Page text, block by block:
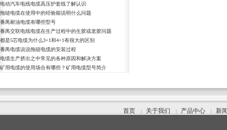
电动汽车电线电缆高压护套线了解认识
拖链电缆在使用中的经验能说明什么问题
番禺耐油电缆有哪些型号
番禺交联电线电缆在生产过程中的生胶或老胶问题
都是5芯电缆为什么3+1和4+1有很大的区别
番禺电缆说说拖链电缆的安装过程
电缆生产挤出之中常见的各种原因和解决方案
矿用电缆的使用场合有哪些？矿用电缆型号简介
首页 | 关于我们 | 产品中心 | 新